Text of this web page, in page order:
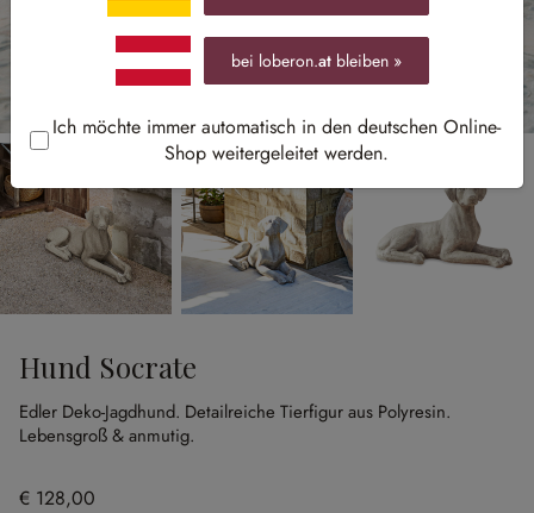
Hund Socrate
Edler Deko-Jagdhund. Detailreiche Tierfigur aus Polyresin.
Lebensgroß & anmutig.
€ 128,00
bei loberon.at bleiben »
Ich möchte immer automatisch in den deutschen Online-
Shop weitergeleitet werden.